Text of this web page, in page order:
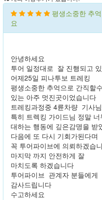
평생소중한 추
요
안녕하세요
투어 일정대로 잘 진행되고
어제25일 피나투보 트레킹
평생소중한 추억으로 간직할수
있는 아주 멋진곳이었습니다
트레킹과정중 4륜차량 기사
특히 트렉킹 가이드님 정말
대하는 행동에 깊은감명을 받
다음에 또 다시 기회가된다며
꼭 투어파이브에 의뢰하겠습
마지막 까지 안전하게 잘
마치도록 하겠습니다
투어파이브 관계자 분들에게
감사드립니다
수고하세요